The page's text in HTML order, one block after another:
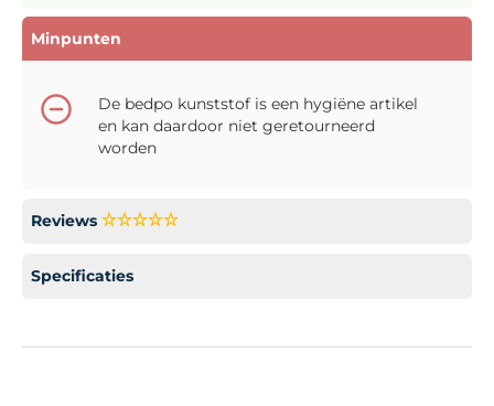
Minpunten
De bedpo kunststof is een hygiëne artikel
en kan daardoor niet geretourneerd
worden
Reviews
Specificaties